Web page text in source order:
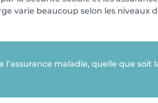
varie beaucoup selon les niveaux
maladie, quelle que soit